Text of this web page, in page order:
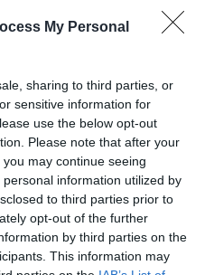
My Personal
sharing to third parties, or
sensitive information for
use the below opt-out
Please note that after your
may continue seeing
information utilized by
to third parties prior to
opt-out of the further
by third parties on the
This information may
Οι φλόγες απελευθέρωσαν
του Κριστιάνο
της κλήρωσης της
οι ΗΠΑ - Το σενάριο που
προσλήψεις - Όλο το